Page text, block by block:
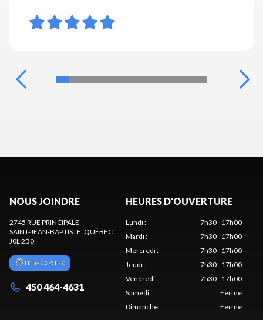
NOUS JOINDRE
2745 RUE PRINCIPALE
SAINT-JEAN-BAPTISTE , QUÉBEC
J0L 2B0
ITINÉRAIRE
450 464-4631
HEURES D'OUVERTURE
Lundi:
7h30 - 17h00
Mardi:
7h30 - 17h00
Mercredi:
7h30 - 17h00
Jeudi:
7h30 - 17h00
Vendredi:
7h30 - 17h00
Samedi:
Fermé
Dimanche: Fermé